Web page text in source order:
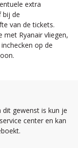
extra
bij de
van de tickets.
met Ryanair vliegen,
op de
dit gewenst is kun je
center en kan